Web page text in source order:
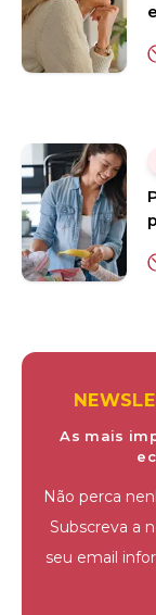
As mais
Não perca
Subscreva a
seu email